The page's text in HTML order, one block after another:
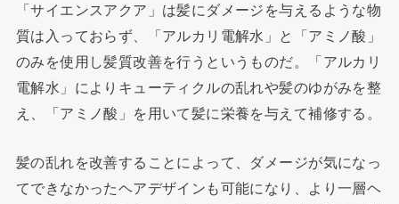
「サイエンスアクア」は髪にダメージを与えるような物
質は入っておらず、「アルカリ電解水」と「アミノ酸」
のみを使用し髪質改善を行うというものだ。「アルカリ
電解水」によりキューティクルの乱れや髪のゆがみを整
え、「アミノ酸」を用いて髪に栄養を与えて補修する。
髪の乱れを改善することによって、ダメージが気になっ
てできなかったヘアデザインも可能になり、より一層ヘ